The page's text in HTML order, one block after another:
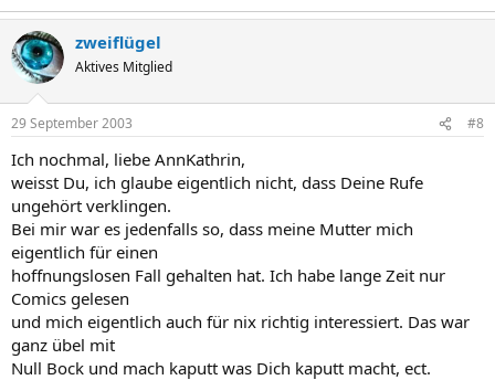
zweiflügel
Aktives Mitglied
29 September 2003 #8
Ich nochmal, liebe AnnKathrin,
weisst Du, ich glaube eigentlich nicht, dass Deine Rufe
ungehört verklingen.
Bei mir war es jedenfalls so, dass meine Mutter mich
eigentlich für einen
hoffnungslosen Fall gehalten hat. Ich habe lange Zeit nur
Comics gelesen
und mich eigentlich auch für nix richtig interessiert. Das war
ganz übel mit
Null Bock und mach kaputt was Dich kaputt macht, ect.